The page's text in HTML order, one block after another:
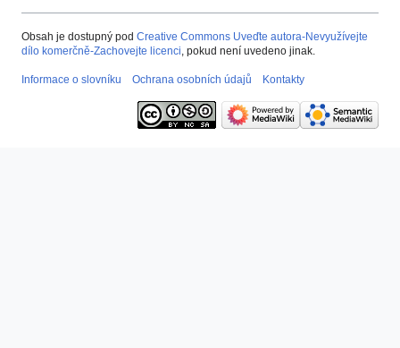
Obsah je dostupný pod Creative Commons Uveďte autora-Nevyužívejte
dílo komerčně-Zachovejte licenci, pokud není uvedeno jinak.
Informace o slovníku Ochrana osobních údajů Kontakty